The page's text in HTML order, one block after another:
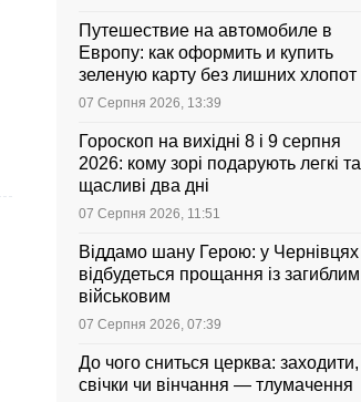
Путешествие на автомобиле в
Европу: как оформить и купить
зеленую карту без лишних хлопот
07 Серпня 2026, 13:39
Гороскоп на вихідні 8 і 9 серпня
2026: кому зорі подарують легкі та
щасливі два дні
07 Серпня 2026, 11:51
Віддамо шану Герою: у Чернівцях
відбудеться прощання із загиблим
військовим
07 Серпня 2026, 07:39
До чого сниться церква: заходити,
свічки чи вінчання — тлумачення